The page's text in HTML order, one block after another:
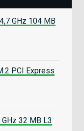
GHz 104 MB
PCI Express
32 MB L3